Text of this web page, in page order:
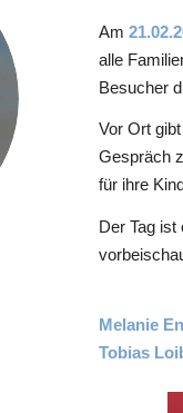
Am
alle
Besucher
Vor Ort
Gespräch
für ihre
Der Tag
Melanie
Tobias